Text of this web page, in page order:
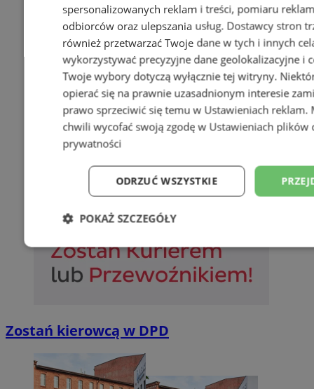
Zostań kierowcą w DPD
spersonalizowanych reklam i treści, pomiaru
odbiorców oraz ulepszania usług. Dostawcy stron
również przetwarzać Twoje dane w tych i innych
wykorzystywać precyzyjne dane geolokalizacyjne i
Twoje wybory dotyczą wyłącznie tej witryny.
opierać się na prawnie uzasadnionym interesie
prawo sprzeciwić się temu w Ustawieniach reklam.
chwili wycofać swoją zgodę w Ustawieniach plików
prywatności
ODRZUĆ WSZYSTKIE
POKAŻ SZCZEGÓŁY
Niezbędne Wydajność